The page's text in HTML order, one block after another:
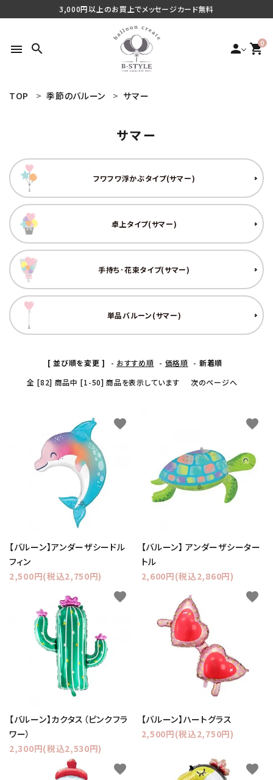
3,000円以上のお買上でメッセージカード無料
menu search person 0
shopping_cart
ご利用シーンから探す
商品タイプから探す
価格から探す
コンテンツ
ガイドライン
ようこそ ゲスト 様
TOP 季節のバルーン サマー
サマー
フワフワ浮かぶタイプ(サマー)
卓上タイプ(サマー)
手持ち･花束タイプ(サマー)
単品バルーン(サマー)
[ 並び順を変更 ] - おすすめ順 - 価格順 - 新着順
全 [82] 商品中 [1-50] 商品を表示しています
次のページへ
【バルーン】アンダーザシードル
フィン
2,500円(税込2,750円)
favorite
【バルーン】 アンダーザシーター
トル
2,600円(税込2,860円)
favorite
【バルーン】カクタス（ピンクフラ
ワー）
2,300円(税込2,530円)
favorite
【バルーン】ハートグラス
2,500円(税込2,750円)
favorite
favorite favorite